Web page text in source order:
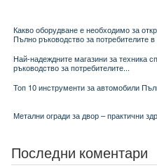
Какво оборудване е необходимо за
Пълно ръководство за потребителите в
Най-надеждните магазини за техника
ръководство за потребителите...
Топ 10 инструменти за автомобили
Метални огради за двор – практични
Последни коментари